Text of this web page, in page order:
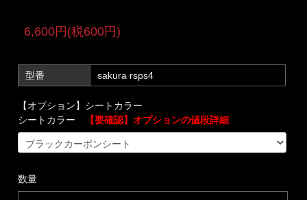
6,600円(税600円)
型番 sakura rsps4
【オプション】シートカラー
シートカラー
【要確認】オプションの値段詳細
数量